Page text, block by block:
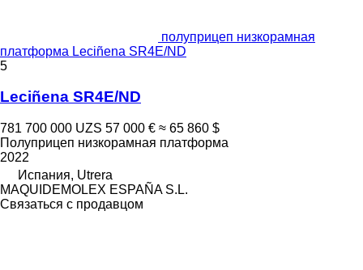
полуприцеп низкорамная
платформа Leciñena SR4E/ND
5
Leciñena SR4E/ND
781 700 000 UZS 57 000 € ≈ 65 860 $
Полуприцеп низкорамная платформа
2022
Испания, Utrera
MAQUIDEMOLEX ESPAÑA S.L.
Связаться с продавцом